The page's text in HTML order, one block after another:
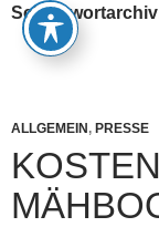
ALLGEMEIN , PRESSE